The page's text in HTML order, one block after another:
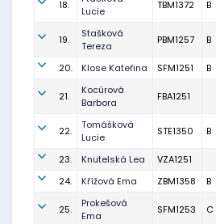
18.
Lucie
TBM1372 B
19.
Stašková
Tereza
PBM1257 B
20. Klose Kateřina SFM1251 B
21.
Kocúrová
Barbora
FBA1251
22.
Tomášková
Lucie
STE1350 B
23. Knutelská Lea VZA1251
24.
Křížová Ema ZBM1358 B
25.
Prokešová
Ema
SFM1253 C